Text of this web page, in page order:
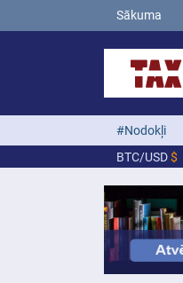
Sākuma
#Nodokļi
BTC/USD$